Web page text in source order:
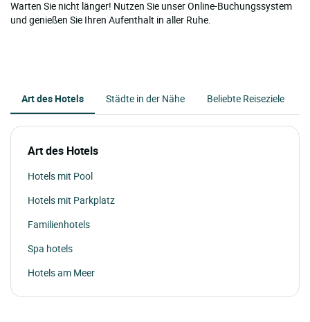
Warten Sie nicht länger! Nutzen Sie unser Online-Buchungssystem
und genießen Sie Ihren Aufenthalt in aller Ruhe.
Art des Hotels Städte in der Nähe Beliebte Reiseziele
Art des Hotels
Hotels mit Pool
Hotels mit Parkplatz
Familienhotels
Spa hotels
Hotels am Meer